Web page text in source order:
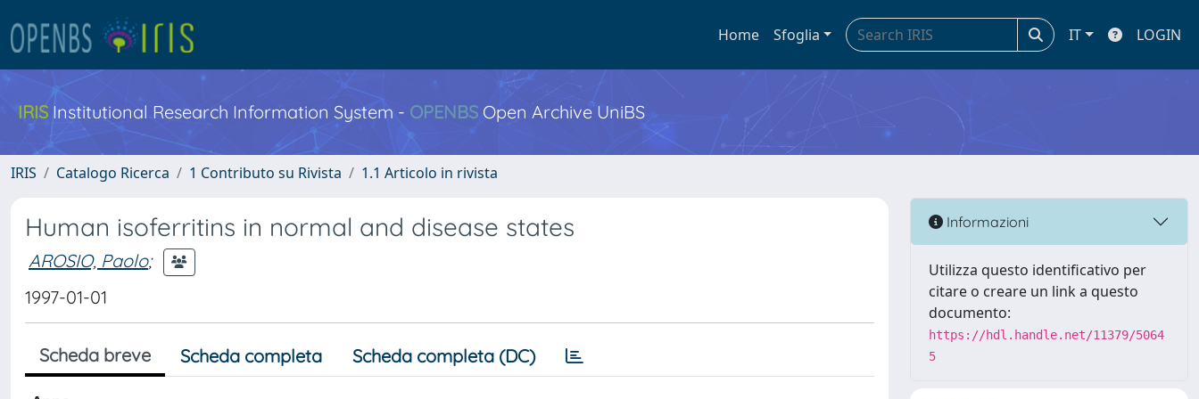
Home Sfoglia IT LOGIN
IRIS Institutional Research Information System - OPENBS Open Archive UniBS
IRIS Catalogo Ricerca 1 Contributo su Rivista 1.1 Articolo in rivista
Human isoferritins in normal and disease states
AROSIO, Paolo;
1997-01-01
Scheda breve Scheda completa Scheda completa (DC)
Informazioni
Utilizza questo identificativo per
citare o creare un link a questo
documento:
https://hdl.handle.net/11379/5064
5